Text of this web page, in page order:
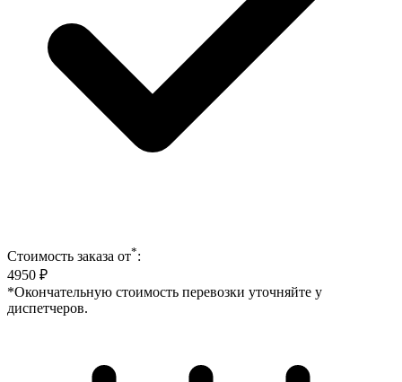
Стоимость заказа от*:
4950 ₽
*Окончательную стоимость перевозки уточняйте у
диспетчеров.